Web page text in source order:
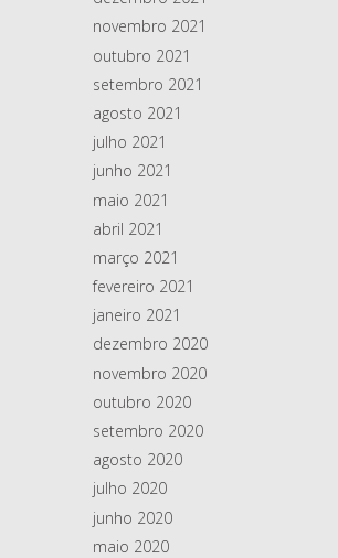
novembro 2021
outubro 2021
setembro 2021
agosto 2021
julho 2021
junho 2021
maio 2021
abril 2021
março 2021
fevereiro 2021
janeiro 2021
dezembro 2020
novembro 2020
outubro 2020
setembro 2020
agosto 2020
julho 2020
junho 2020
maio 2020